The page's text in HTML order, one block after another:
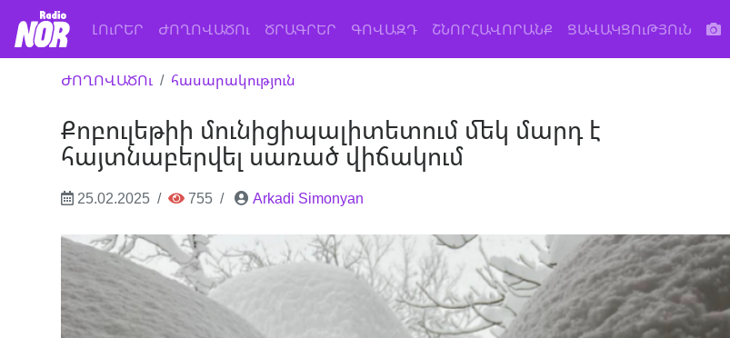
ԼՈւՐԵՐ (current)
ԺՈՂՈՎԱԾՈւ ԾՐԱԳՐԵՐ ԳՈՎԱԶԴ ՇՆՈՐՀԱՎՈՐԱՆՔ ՑԱՎԱԿՑՈւԹՅՈւՆ
ԺՈՂՈՎԱԾՈւ հասարակություն
Քոբուլեթիի մունիցիպալիտետում մեկ մարդ է
հայտնաբերվել սառած վիճակում
25.02.2025 755 Arkadi Simonyan